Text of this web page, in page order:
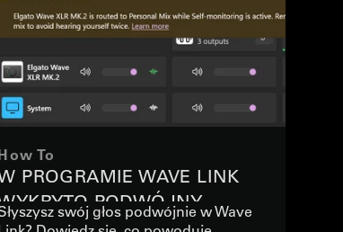
To
PROGRAMIE WAVE LINK
PODWÓJNY
AUDIO
swój głos podwójnie w Wave